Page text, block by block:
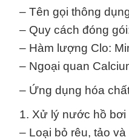
– Tên gọi thông
– Quy cách đóng
– Hàm lượng Clo:
– Ngoại quan
– Ứng dụng hóa
1. Xử lý nước hồ bơi
– Loại bỏ rêu, tảo